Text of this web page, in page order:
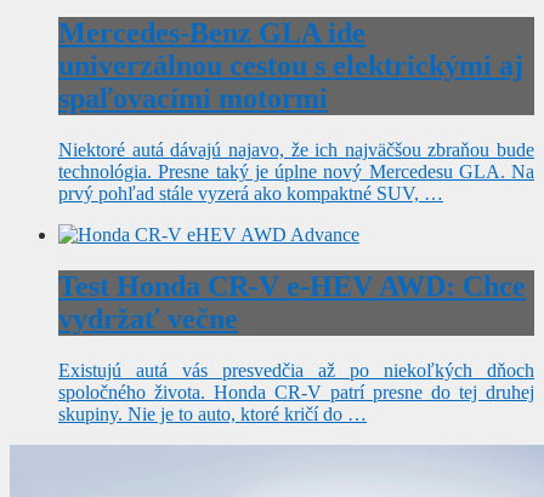
Mercedes-Benz GLA ide
univerzálnou cestou s elektrickými aj
spaľovacími motormi
Niektoré autá dávajú najavo, že ich najväčšou zbraňou bude
technológia. Presne taký je úplne nový Mercedesu GLA. Na
prvý pohľad stále vyzerá ako kompaktné SUV, …
Test Honda CR-V e-HEV AWD: Chce
vydržať večne
Existujú autá vás presvedčia až po niekoľkých dňoch
spoločného života. Honda CR-V patrí presne do tej druhej
skupiny. Nie je to auto, ktoré kričí do …